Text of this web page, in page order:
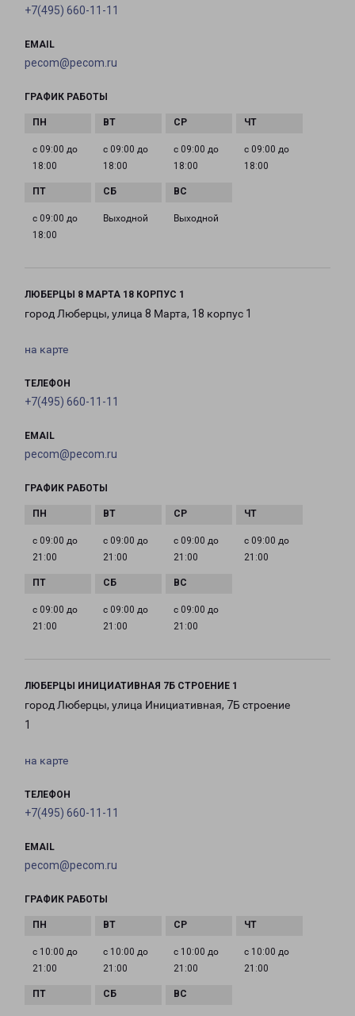
+7(495) 660-11-11
EMAIL
pecom@pecom.ru
ГРАФИК РАБОТЫ
с 09:00 до
18:00
с 09:00 до
18:00
с 09:00 до
18:00
с 09:00 до
18:00
с 09:00 до
18:00
Выходной Выходной
ЛЮБЕРЦЫ 8 МАРТА 18 КОРПУС 1
город Люберцы, улица 8 Марта, 18 корпус 1
на карте
ТЕЛЕФОН
+7(495) 660-11-11
EMAIL
pecom@pecom.ru
ГРАФИК РАБОТЫ
с 09:00 до
21:00
с 09:00 до
21:00
с 09:00 до
21:00
с 09:00 до
21:00
с 09:00 до
21:00
с 09:00 до
21:00
с 09:00 до
21:00
ЛЮБЕРЦЫ ИНИЦИАТИВНАЯ 7Б СТРОЕНИЕ 1
город Люберцы, улица Инициативная, 7Б строение
1
на карте
ТЕЛЕФОН
+7(495) 660-11-11
EMAIL
pecom@pecom.ru
ГРАФИК РАБОТЫ
с 10:00 до
21:00
с 10:00 до
21:00
с 10:00 до
21:00
с 10:00 до
21:00